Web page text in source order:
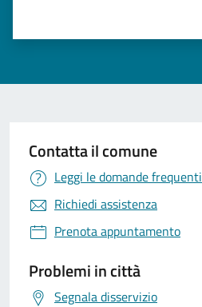
Contatta il comune
Leggi le domande frequenti
Richiedi assistenza
Prenota appuntamento
Problemi in città
Segnala disservizio